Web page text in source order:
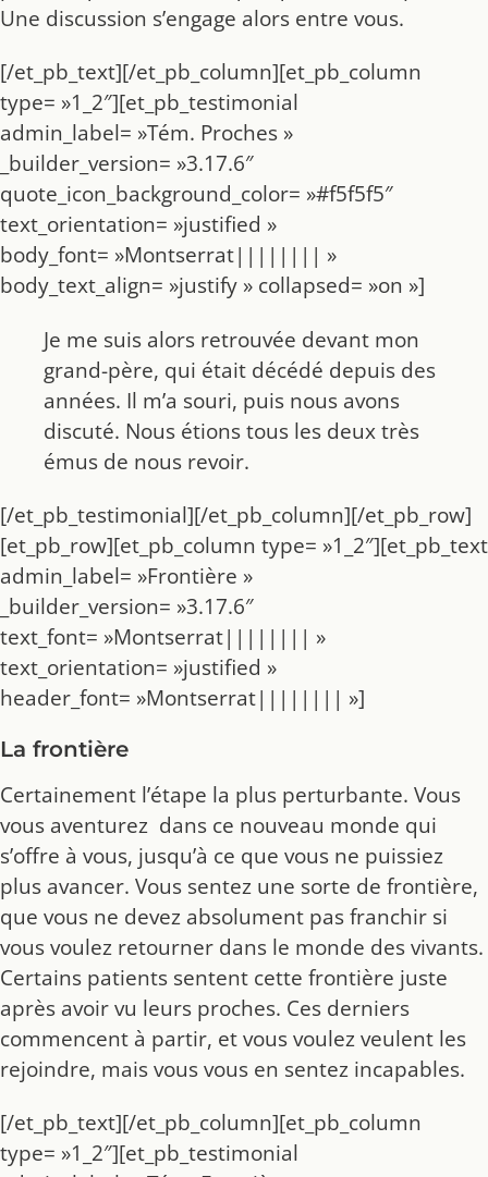
Une discussion s’engage alors entre vous.
[/et_pb_text][/et_pb_column][et_pb_column
type= »1_2″][et_pb_testimonial
admin_label= »Tém. Proches »
_builder_version= »3.17.6″
quote_icon_background_color= »#f5f5f5″
text_orientation= »justified »
body_font= »Montserrat|||||||| »
body_text_align= »justify » collapsed= »on »]
Je me suis alors retrouvée devant mon
grand-père, qui était décédé depuis des
années. Il m’a souri, puis nous avons
discuté. Nous étions tous les deux très
émus de nous revoir.
[/et_pb_testimonial][/et_pb_column][/et_pb_row]
[et_pb_row][et_pb_column type= »1_2″][et_pb_text
admin_label= »Frontière »
_builder_version= »3.17.6″
text_font= »Montserrat|||||||| »
text_orientation= »justified »
header_font= »Montserrat|||||||| »]
La frontière
Certainement l’étape la plus perturbante. Vous
vous aventurez dans ce nouveau monde qui
s’offre à vous, jusqu’à ce que vous ne puissiez
plus avancer. Vous sentez une sorte de frontière,
que vous ne devez absolument pas franchir si
vous voulez retourner dans le monde des vivants.
Certains patients sentent cette frontière juste
après avoir vu leurs proches. Ces derniers
commencent à partir, et vous voulez veulent les
rejoindre, mais vous vous en sentez incapables.
[/et_pb_text][/et_pb_column][et_pb_column
type= »1_2″][et_pb_testimonial